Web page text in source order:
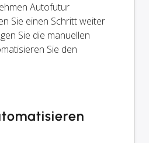
Autofutur
Sie einen Schritt weiter
Sie die manuellen
Sie den